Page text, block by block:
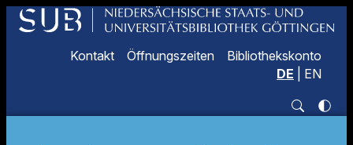
Kontakt Öffnungszeiten
Bibliothekskonto
DE
EN